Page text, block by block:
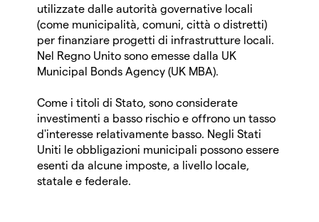
utilizzate dalle autorità governative locali
(come municipalità, comuni, città o distretti)
per finanziare progetti di infrastrutture locali.
Nel Regno Unito sono emesse dalla UK
Municipal Bonds Agency (UK MBA).
Come i titoli di Stato, sono considerate
investimenti a basso rischio e offrono un tasso
d'interesse relativamente basso. Negli Stati
Uniti le obbligazioni municipali possono essere
esenti da alcune imposte, a livello locale,
statale e federale.